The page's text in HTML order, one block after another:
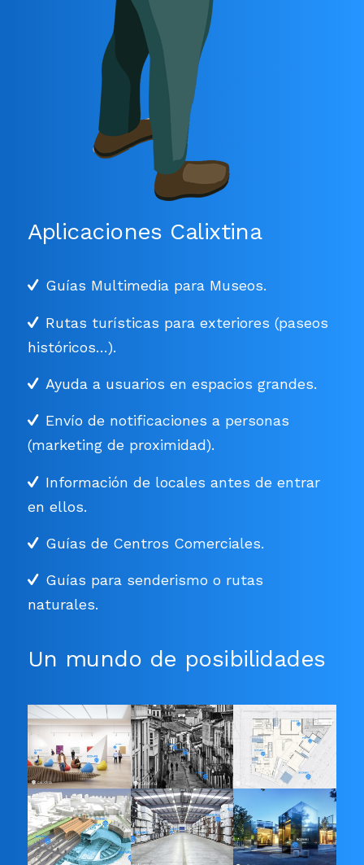
Aplicaciones Calixtina
Guías Multimedia para Museos.
Rutas turísticas para exteriores (paseos
históricos…).
Ayuda a usuarios en espacios grandes.
Envío de notificaciones a personas
(marketing de proximidad).
Información de locales antes de entrar
en ellos.
Guías de Centros Comerciales.
Guías para senderismo o rutas
naturales.
Un mundo de posibilidades